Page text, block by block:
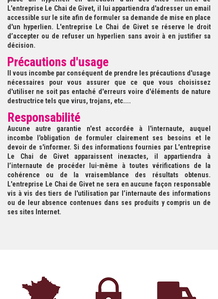
L'entreprise Le Chai de Givet, il lui appartiendra d'adresser un email
accessible sur le site afin de formuler sa demande de mise en place
d'un hyperlien. L'entreprise Le Chai de Givet se réserve le droit
d’accepter ou de refuser un hyperlien sans avoir à en justifier sa
décision.
Précautions d'usage
Il vous incombe par conséquent de prendre les précautions d'usage
nécessaires pour vous assurer que ce que vous choisissez
d'utiliser ne soit pas entaché d'erreurs voire d'éléments de nature
destructrice tels que virus, trojans, etc....
Responsabilité
Aucune autre garantie n'est accordée à l'internaute, auquel
incombe l'obligation de formuler clairement ses besoins et le
devoir de s'informer. Si des informations fournies par L'entreprise
Le Chai de Givet apparaissent inexactes, il appartiendra à
l’internaute de procéder lui-même à toutes vérifications de la
cohérence ou de la vraisemblance des résultats obtenus.
L'entreprise Le Chai de Givet ne sera en aucune façon responsable
vis à vis des tiers de l'utilisation par l’internaute des informations
ou de leur absence contenues dans ses produits y compris un de
ses sites Internet.